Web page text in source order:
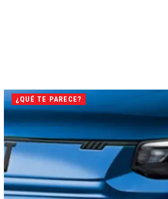
¿QUÉ TE PARECE?